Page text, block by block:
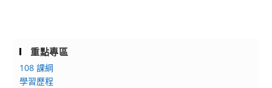
重點專區
108 課綱
學習歷程